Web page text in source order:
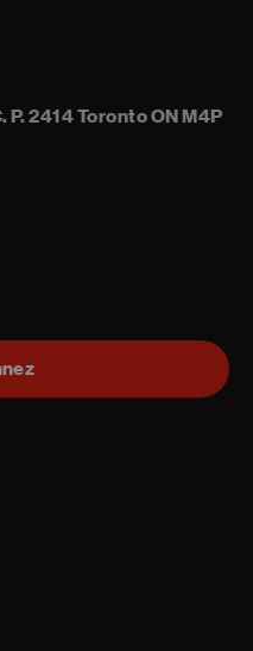
2414 Toronto ON M4P